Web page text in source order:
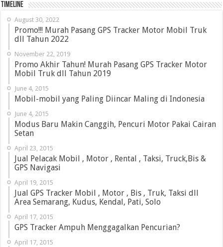
Timeline
August 30, 2022
Promo!!! Murah Pasang GPS Tracker Motor Mobil Truk
dll Tahun 2022
November 22, 2019
Promo Akhir Tahun! Murah Pasang GPS Tracker Motor
Mobil Truk dll Tahun 2019
June 4, 2015
Mobil-mobil yang Paling Diincar Maling di Indonesia
June 4, 2015
Modus Baru Makin Canggih, Pencuri Motor Pakai Cairan
Setan
April 23, 2015
Jual Pelacak Mobil , Motor , Rental , Taksi, Truck,Bis &
GPS Navigasi
April 19, 2015
Jual GPS Tracker Mobil , Motor , Bis , Truk, Taksi dll
Area Semarang, Kudus, Kendal, Pati, Solo
April 17, 2015
GPS Tracker Ampuh Menggagalkan Pencurian?
April 17, 2015